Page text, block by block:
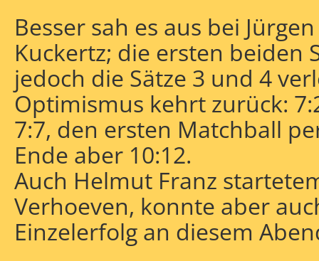
Besser sah es aus bei
Kuckertz; die ersten beiden
jedoch die Sätze 3 und 4
Optimismus kehrt zurück:
7:7, den ersten Matchball
Ende aber 10:12.
Auch Helmut Franz
Verhoeven, konnte aber
Einzelerfolg an diesem